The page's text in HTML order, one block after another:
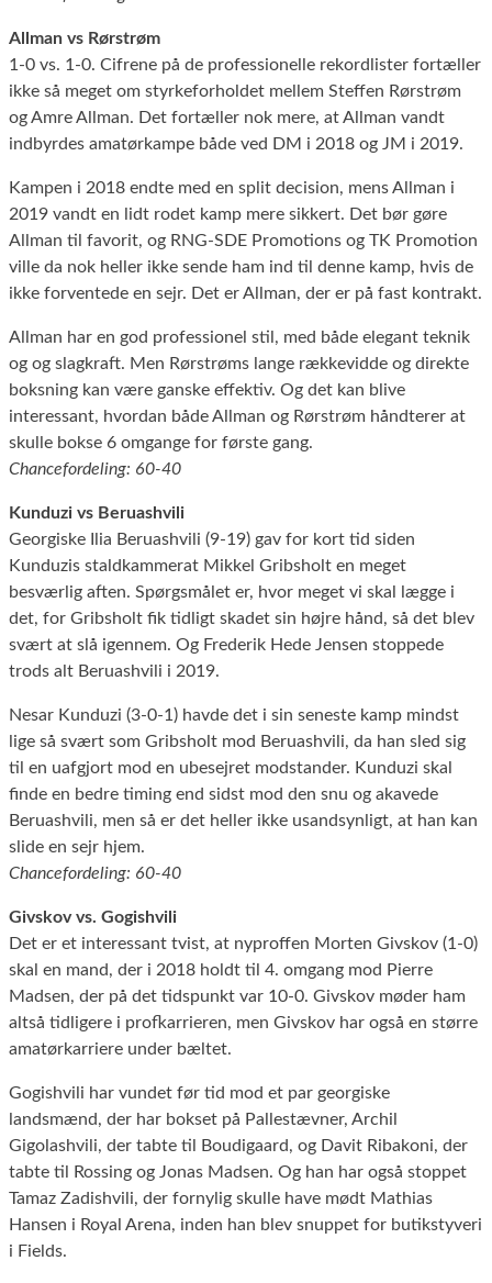
Allman vs Rørstrøm
1-0 vs. 1-0. Cifrene på de professionelle rekordlister fortæller
ikke så meget om styrkeforholdet mellem Steffen Rørstrøm
og Amre Allman. Det fortæller nok mere, at Allman vandt
indbyrdes amatørkampe både ved DM i 2018 og JM i 2019.
Kampen i 2018 endte med en split decision, mens Allman i
2019 vandt en lidt rodet kamp mere sikkert. Det bør gøre
Allman til favorit, og RNG-SDE Promotions og TK Promotion
ville da nok heller ikke sende ham ind til denne kamp, hvis de
ikke forventede en sejr. Det er Allman, der er på fast kontrakt.
Allman har en god professionel stil, med både elegant teknik
og og slagkraft. Men Rørstrøms lange rækkevidde og direkte
boksning kan være ganske effektiv. Og det kan blive
interessant, hvordan både Allman og Rørstrøm håndterer at
skulle bokse 6 omgange for første gang.
Chancefordeling: 60-40
Kunduzi vs Beruashvili
Georgiske Ilia Beruashvili (9-19) gav for kort tid siden
Kunduzis staldkammerat Mikkel Gribsholt en meget
besværlig aften. Spørgsmålet er, hvor meget vi skal lægge i
det, for Gribsholt fik tidligt skadet sin højre hånd, så det blev
svært at slå igennem. Og Frederik Hede Jensen stoppede
trods alt Beruashvili i 2019.
Nesar Kunduzi (3-0-1) havde det i sin seneste kamp mindst
lige så svært som Gribsholt mod Beruashvili, da han sled sig
til en uafgjort mod en ubesejret modstander. Kunduzi skal
finde en bedre timing end sidst mod den snu og akavede
Beruashvili, men så er det heller ikke usandsynligt, at han kan
slide en sejr hjem.
Chancefordeling: 60-40
Givskov vs. Gogishvili
Det er et interessant tvist, at nyproffen Morten Givskov (1-0)
skal en mand, der i 2018 holdt til 4. omgang mod Pierre
Madsen, der på det tidspunkt var 10-0. Givskov møder ham
altså tidligere i profkarrieren, men Givskov har også en større
amatørkarriere under bæltet.
Gogishvili har vundet før tid mod et par georgiske
landsmænd, der har bokset på Pallestævner, Archil
Gigolashvili, der tabte til Boudigaard, og Davit Ribakoni, der
tabte til Rossing og Jonas Madsen. Og han har også stoppet
Tamaz Zadishvili, der fornylig skulle have mødt Mathias
Hansen i Royal Arena, inden han blev snuppet for butikstyveri
i Fields.